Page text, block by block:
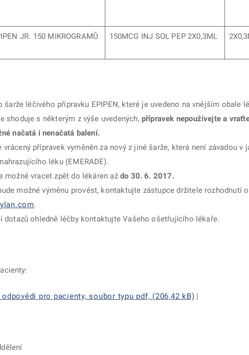
JR. 150 MIKROGRAMŮ 150MCG INJ SOL PEP 2X0,3ML
léčivého přípravku EPIPEN, které je uvedeno na vnějším obale
shoduje s některým z výše uvedených, přípravek nepoužívejte a
načatá i nenačatá balení.
vrácený přípravek vyměněn za nový z jiné šarže, která není závadou
léku (EMERADE).
možné vracet zpět do lékáren až do 30. 6. 2017.
možné výměnu provést, kontaktujte zástupce držitele rozhodnutí
.
dotazů ohledně léčby kontaktujte Vašeho ošetřujícího lékaře.
odpovědi pro pacienty, soubor typu pdf, (206,42 kB) |